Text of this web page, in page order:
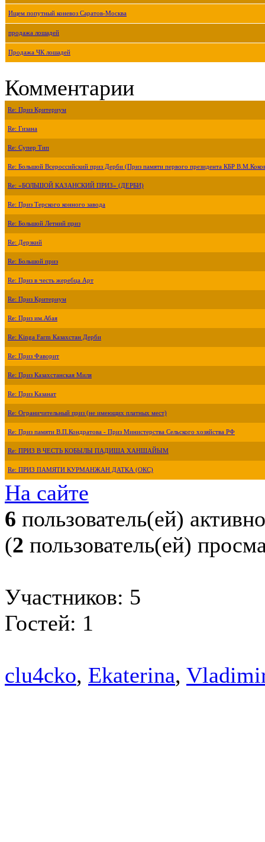
Ищем попутный коневоз Саратов-Москва
продажа лошадей
Продажа ЧК лошадей
Комментарии
Re: Приз Критериум
Re: Гизана
Re: Супер Тип
Re: Большой Всероссийский приз Дерби (Приз памяти первого президента КБР
Re: «БОЛЬШОЙ КАЗАНСКИЙ ПРИЗ» (ДЕРБИ)
Re: Приз Терского конного завода
Re: Большой Летний приз
Re: Дерзкий
Re: Большой приз
Re: Приз в честь жеребца Арт
Re: Приз Критериум
Re: Приз им.Абая
Re: Kinga Farm Казахстан Дерби
Re: Приз Фаворит
Re: Приз Казахстанская Миля
Re: Приз Казанат
Re: Ограничительный приз (не имеющих платных мест)
Re: Приз памяти В.П.Кондратова - Приз Министерства Сельского хозяйства РФ
Re: ПРИЗ В ЧЕСТЬ КОБЫЛЫ ПАДИША ХАНШАЙЫМ
Re: ПРИЗ ПАМЯТИ КУРМАНЖАН ДАТКА (ОКС)
На сайте
6 пользователь(ей) активно
(2 пользователь(ей)
Участников: 5
Гостей: 1
clu4cko, Ekaterina,